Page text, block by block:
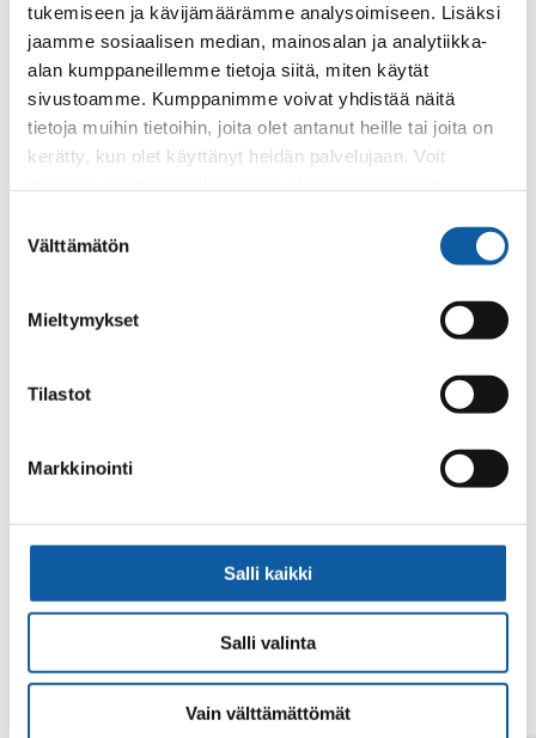
tukemiseen ja kävijämäärämme analysoimiseen. Lisäksi
jaamme sosiaalisen median, mainosalan ja analytiikka-
alan kumppaneillemme tietoja siitä, miten käytät
sivustoamme. Kumppanimme voivat yhdistää näitä
tietoja muihin tietoihin, joita olet antanut heille tai joita on
kerätty, kun olet käyttänyt heidän palvelujaan. Voit
valinta
Välttämätön
Mieltymykset
Tilastot
Markkinointi
Salli kaikki
Salli valinta
Vain välttämättömät
Site
Content type